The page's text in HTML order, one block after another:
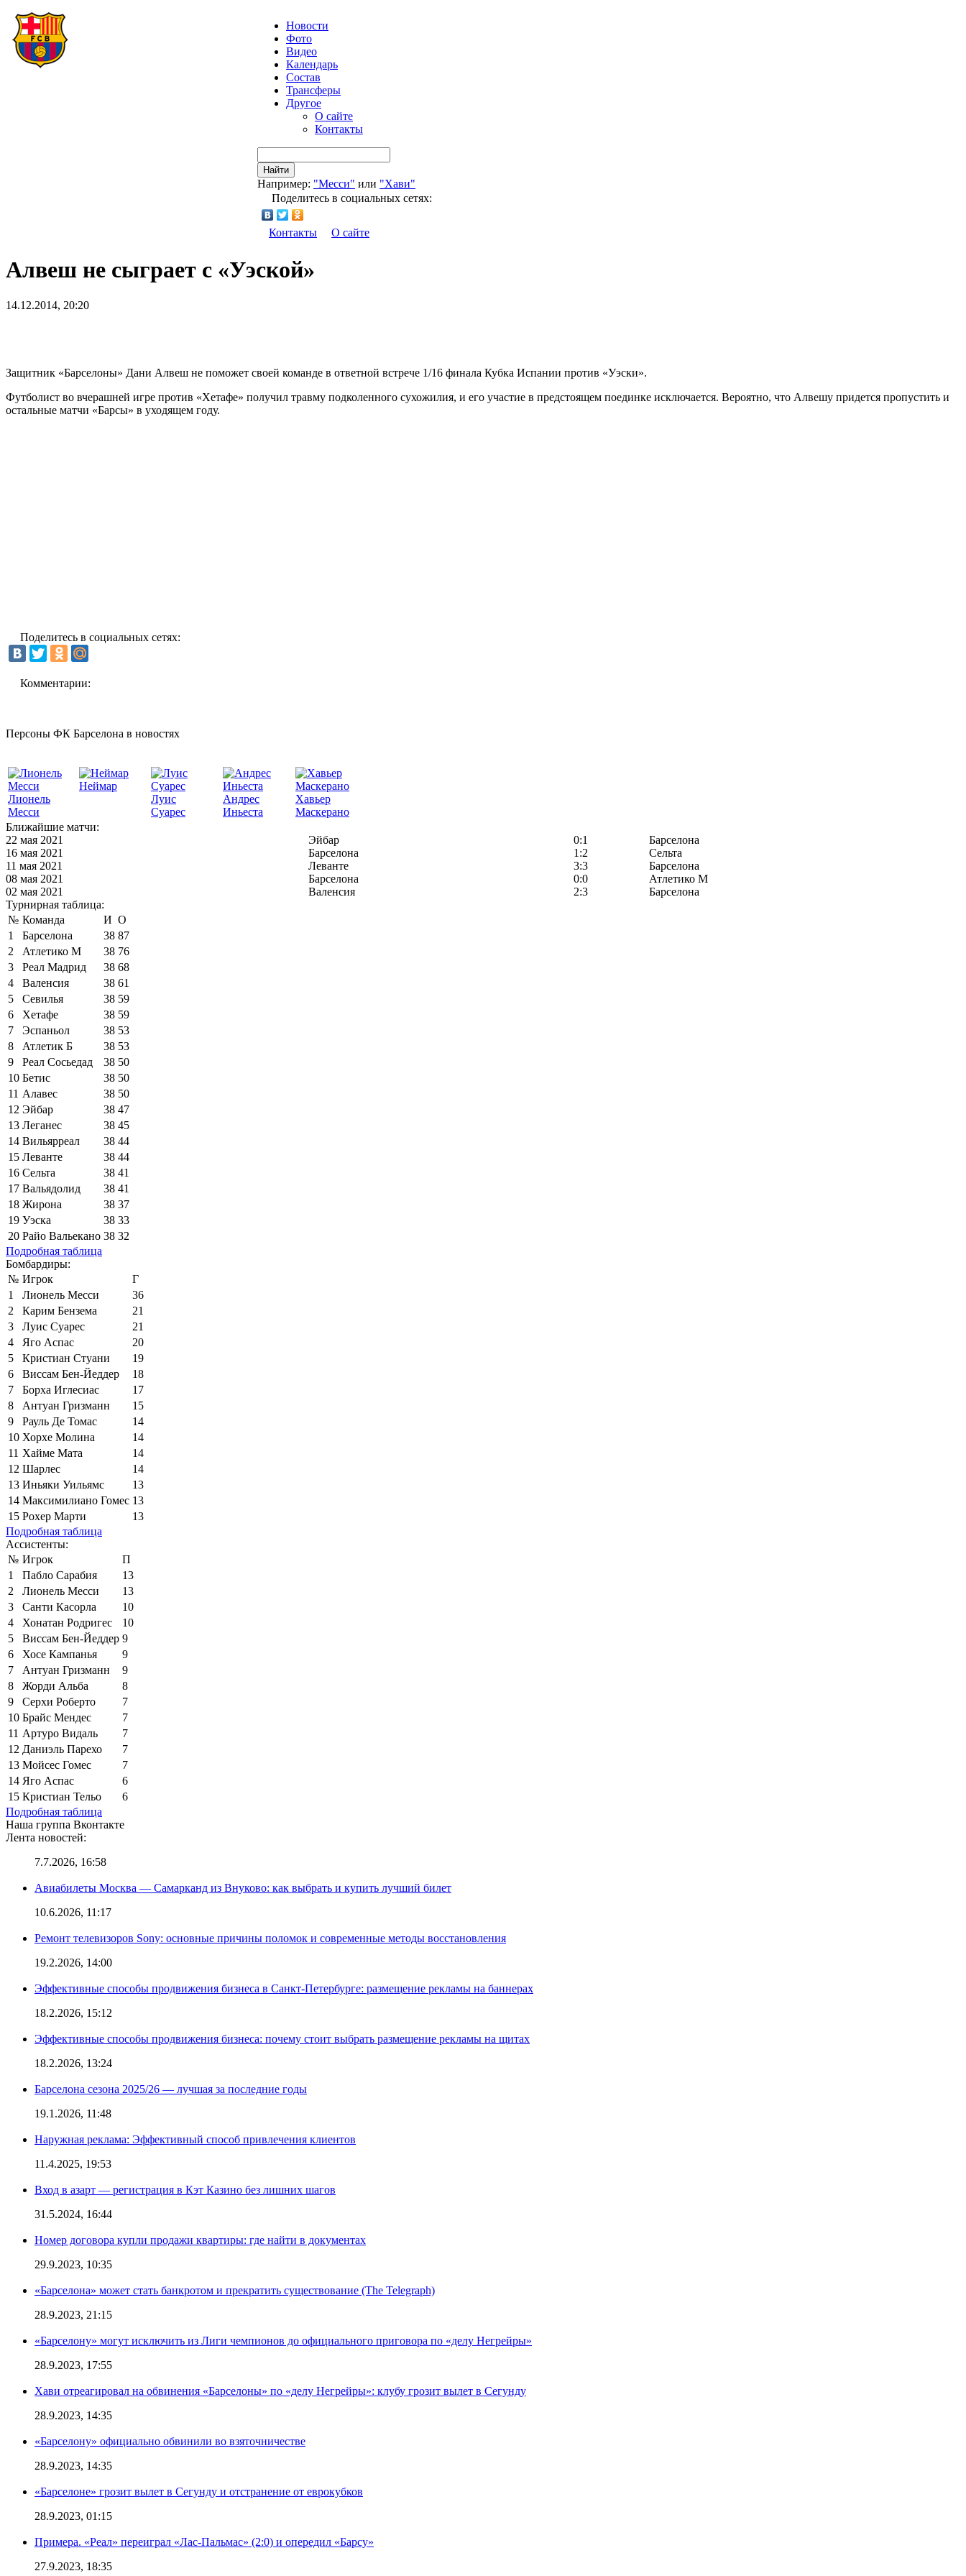
Новости
Фото
Видео
Календарь
Состав
Трансферы
Другое
О сайте
Контакты
Найти
Например: "Месси" или "Хави"
Поделитесь в социальных сетях:
Контакты О сайте
Алвеш не сыграет с «Уэской»
14.12.2014, 20:20
Защитник «Барселоны» Дани Алвеш не поможет своей команде в ответной встрече 1/16 финала Кубка Испании против «Уэски».
Футболист во вчерашней игре против «Хетафе» получил травму подколенного сухожилия, и его участие в предстоящем поединке исключается. Вероятно, что Алвешу придется пропустить и
остальные матчи «Барсы» в уходящем году.
Поделитесь в социальных сетях:
Комментарии:
Персоны ФК Барселона в новостях
Лионель
Месси
Неймар
Луис
Суарес
Андрес
Иньеста
Хавьер
Маскерано
Ближайшие матчи:
22 мая 2021
Эйбар 0:1
Барселона
16 мая 2021
Барселона 1:2
Сельта
11 мая 2021
Леванте 3:3
Барселона
08 мая 2021
Барселона 0:0
Атлетико М
02 мая 2021
Валенсия 2:3
Барселона
Турнирная таблица:
№ Команда И О
1
Барселона 38 87
2
Атлетико М 38 76
3
Реал Мадрид 38 68
4
Валенсия 38 61
5
Севилья 38 59
6
Хетафе 38 59
7
Эспаньол 38 53
8
Атлетик Б 38 53
9
Реал Сосьедад 38 50
10 Бетис 38 50
11 Алавес 38 50
12 Эйбар 38 47
13 Леганес 38 45
14 Вильярреал 38 44
15 Леванте 38 44
16 Сельта 38 41
17 Вальядолид 38 41
18 Жирона 38 37
19 Уэска 38 33
20 Райо Вальекано 38 32
Подробная таблица
Бомбардиры:
№ Игрок
Г
1
Лионель Месси
36
2
Карим Бензема
21
3
Луис Суарес
21
4
Яго Аспас
20
5
Кристиан Стуани
19
6
Виссам Бен-Йеддер
18
7
Борха Иглесиас
17
8
Антуан Гризманн
15
9
Рауль Де Томас
14
10 Хорхе Молина
14
11 Хайме Мата
14
12 Шарлес
14
13 Иньяки Уильямс
13
14 Максимилиано Гомес 13
15 Рохер Марти
13
Подробная таблица
Ассистенты:
№ Игрок
П
1
Пабло Сарабия
13
2
Лионель Месси
13
3
Санти Касорла
10
4
Хонатан Родригес
10
5
Виссам Бен-Йеддер 9
6
Хосе Кампанья
9
7
Антуан Гризманн
9
8
Жорди Альба
8
9
Серхи Роберто
7
10 Брайс Мендес
7
11 Артуро Видаль
7
12 Даниэль Парехо
7
13 Мойсес Гомес
7
14 Яго Аспас
6
15 Кристиан Тельо
6
Подробная таблица
Наша группа Вконтакте
Лента новостей:
7.7.2026, 16:58
Авиабилеты Москва — Самарканд из Внуково: как выбрать и купить лучший билет
10.6.2026, 11:17
Ремонт телевизоров Sony: основные причины поломок и современные методы восстановления
19.2.2026, 14:00
Эффективные способы продвижения бизнеса в Санкт-Петербурге: размещение рекламы на баннерах
18.2.2026, 15:12
Эффективные способы продвижения бизнеса: почему стоит выбрать размещение рекламы на щитах
18.2.2026, 13:24
Барселона сезона 2025/26 — лучшая за последние годы
19.1.2026, 11:48
Наружная реклама: Эффективный способ привлечения клиентов
11.4.2025, 19:53
Вход в азарт — регистрация в Кэт Казино без лишних шагов
31.5.2024, 16:44
Номер договора купли продажи квартиры: где найти в документах
29.9.2023, 10:35
«Барселона» может стать банкротом и прекратить существование (The Telegraph)
28.9.2023, 21:15
«Барселону» могут исключить из Лиги чемпионов до официального приговора по «делу Негрейры»
28.9.2023, 17:55
Хави отреагировал на обвинения «Барселоны» по «делу Негрейры»: клубу грозит вылет в Сегунду
28.9.2023, 14:35
«Барселону» официально обвинили во взяточничестве
28.9.2023, 14:35
«Барселоне» грозит вылет в Сегунду и отстранение от еврокубков
28.9.2023, 01:15
Примера. «Реал» переиграл «Лас-Пальмас» (2:0) и опередил «Барсу»
27.9.2023, 18:35